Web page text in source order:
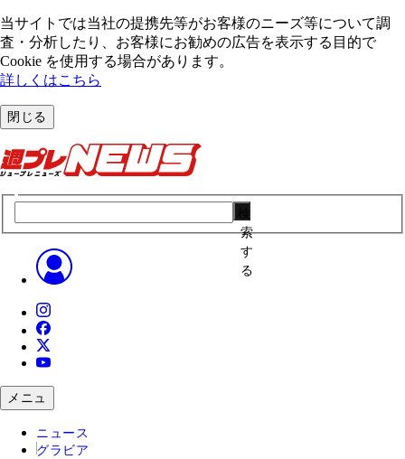
当サイトでは当社の提携先等がお客様のニーズ等について調
査・分析したり、お客様にお勧めの広告を表⽰する⽬的で
Cookie を使⽤する場合があります。
詳しくはこちら
閉じる
索
す
る
メニュ
ニュース
グラビア